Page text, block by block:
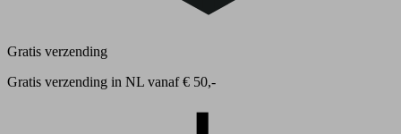
Gratis verzending
Gratis verzending in NL vanaf € 50,-